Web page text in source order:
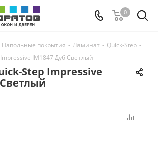
0
Напольные покрытия - Ламинат - Quick-Step -
IM1847 Дуб Светлый
Step Impressive